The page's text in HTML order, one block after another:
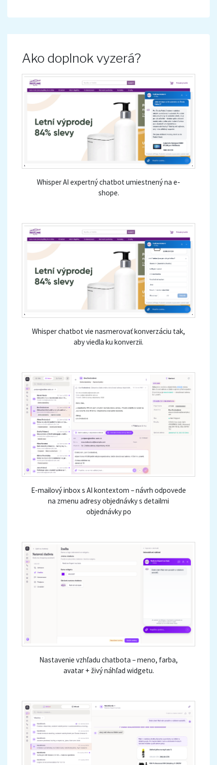
Ako doplnok vyzerá?
Whisper AI expertný chatbot umiestnený na e-
shope.
Whisper chatbot vie nasmerovať konverzáciu tak,
aby viedla ku konverzii.
E-mailový inbox s AI kontextom – návrh odpovede
na zmenu adresy objednávky s detailmi
objednávky po
Nastavenie vzhľadu chatbota – meno, farba,
avatar + živý náhľad widgetu.